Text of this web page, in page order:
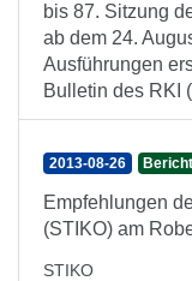
bis 87. Sitzung
ab dem 24.
Ausführungen
Bulletin des RKI
2013-08-26
Empfehlungen
(STIKO) am
STIKO